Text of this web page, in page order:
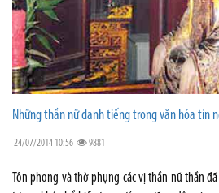
Những thần nữ danh tiếng trong văn hóa tín
24/07/2014 10:56 9881
Tôn phong và thờ phụng các vị thần nữ thần